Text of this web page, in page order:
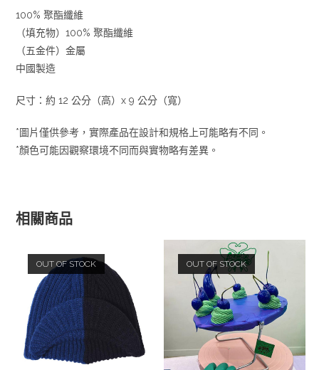
100% 聚酯纖維
（填充物）100% 聚酯纖維
（五金件）金屬
中國製造
尺寸：約 12 公分（高）x 9 公分（寬）
*圖片僅供參考，實際產品在設計和規格上可能略有不同。
*顏色可能因觀察環境不同而與實物略有差異。
相關商品
OUT OF STOCK OUT OF STOCK